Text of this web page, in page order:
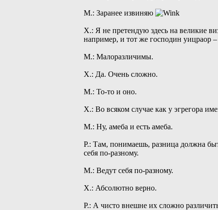
М.: Заранее извиняю
Х.: Я не претендую здесь на великие
например, и тот же господин уицраор
М.: Малоразличимы.
Х.: Да. Очень сложно.
М.: То-то и оно.
Х.: Во всяком случае как у эгрегора
М.: Ну, амеба и есть амеба.
Р.: Там, понимаешь, разница должна
себя по-разному.
М.: Ведут себя по-разному.
Х.: Абсолютно верно.
Р.: А чисто внешне их сложно